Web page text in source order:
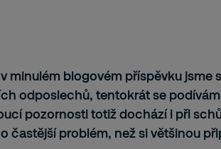
minulém blogovém příspěvku jsme
odposlechů, tentokrát se
pozornosti totiž dochází i při
častější problém, než si většinou